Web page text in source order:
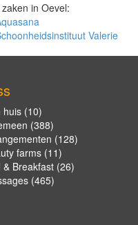
in Oevel:
Valerie
huis(10)
(388)
(128)
farms(11)
& Breakfast(26)
(465)